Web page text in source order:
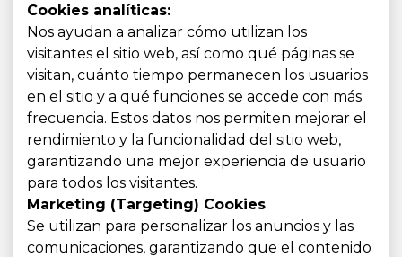
Cookies analíticas:
Nos ayudan a analizar cómo utilizan los
visitantes el sitio web, así como qué páginas se
visitan, cuánto tiempo permanecen los usuarios
en el sitio y a qué funciones se accede con más
frecuencia. Estos datos nos permiten mejorar el
rendimiento y la funcionalidad del sitio web,
garantizando una mejor experiencia de usuario
para todos los visitantes.
Marketing (Targeting) Cookies
Se utilizan para personalizar los anuncios y las
comunicaciones, garantizando que el contenido